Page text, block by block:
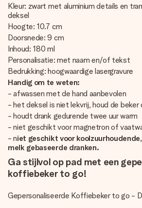
Kleur: zwart met aluminium details en
deksel
Hoogte: 10.7 cm
Doorsnede: 9 cm
Inhoud: 180 ml
Personalisatie: met naam en/of tekst
Bedrukking: hoogwaardige lasergravure
Handig om te weten:
- afwassen met de hand aanbevolen
- het deksel is niet lekvrij, houd de beker
- houdt drank gedurende twee uur warm
- niet geschikt voor magnetron of
- niet geschikt voor
melk gebaseerde dranken.
Ga stijlvol op pad met een
koffiebeker to go!
Gepersonaliseerde Koffiebeker to go -